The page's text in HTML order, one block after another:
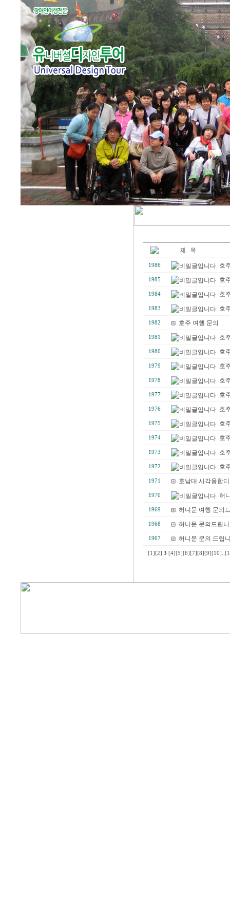
1986 호
1985 호
1984 호
1983 호
1982 호주 여행 문의
1981 호
1980 호
1979 호
1978 호
1977 호
1976 호
1975 호
1974 호
1973 호
1972 호
1971 호남대 시각융합
1970 허
1969 허니문 여행 문의
1968 허니문 문의드립
1967 허니문 문의 드립
[1] [2] 3 [4] [5] [6] [7] [8] [9] [10]